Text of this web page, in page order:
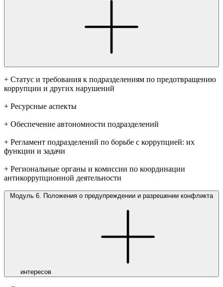
+ Статус и требования к подразделениям по предотвращению
коррупции и других нарушений
+ Ресурсные аспекты
+ Обеспечение автономности подразделений
+ Регламент подразделений по борьбе с коррупцией: их
функции и задачи
+ Региональные органы и комиссии по координации
антикоррупционной деятельности
Модуль 6. Положения о предупреждении и разрешении конфликта
интересов